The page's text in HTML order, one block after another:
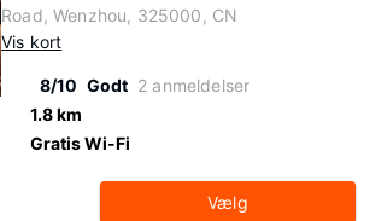
Road, Wenzhou, 325000, CN
Vis kort
8/10 Godt 2 anmeldelser
1.8 km
Gratis Wi-Fi
Vælg